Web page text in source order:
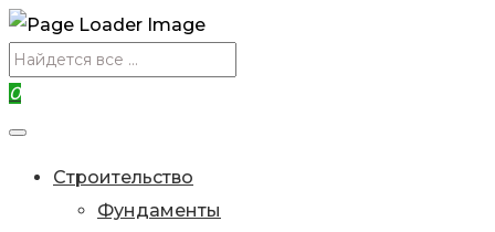
0
Строительство
Фундаменты